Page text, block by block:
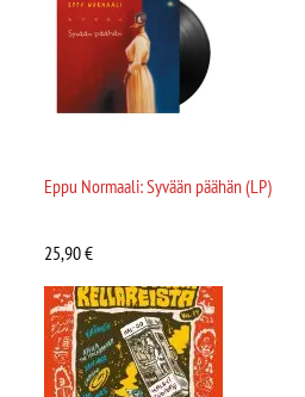
Eppu Normaali: Syvään päähän (LP)
25,90€